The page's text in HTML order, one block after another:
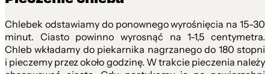
Chlebek odstawiamy do ponownego wyrośnięcia na 15-30
minut. Ciasto powinno wyrosnąć na 1-1,5 centymetra.
Chleb wkładamy do piekarnika nagrzanego do 180 stopni
i pieczemy przez około godzinę. W trakcie pieczenia należy